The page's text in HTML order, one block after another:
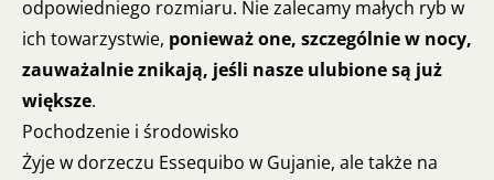
odpowiedniego rozmiaru. Nie zalecamy małych ryb w
ich towarzystwie, ponieważ one, szczególnie w nocy,
zauważalnie znikają, jeśli nasze ulubione są już
większe.
Pochodzenie i środowisko
Żyje w dorzeczu Essequibo w Gujanie, ale także na